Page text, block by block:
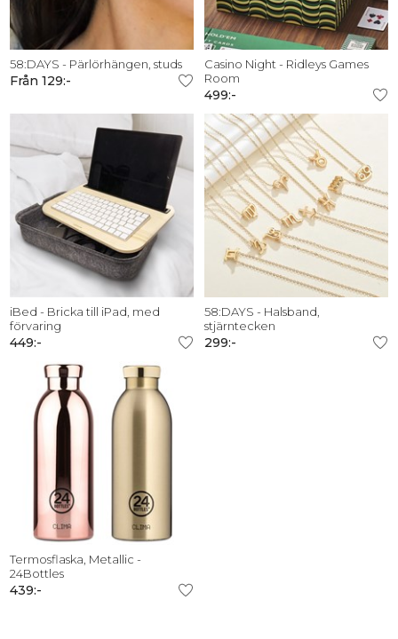
58:DAYS - Pärlörhängen, studs
Från 129:-
Casino Night - Ridleys Games
Room
499:-
iBed - Bricka till iPad, med
förvaring
449:-
58:DAYS - Halsband,
stjärntecken
299:-
Termosflaska, Metallic -
24Bottles
439:-